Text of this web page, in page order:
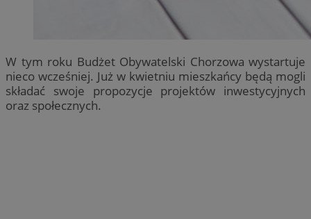
W tym roku Budżet Obywatelski Chorzowa wystartuje
nieco wcześniej. Już w kwietniu mieszkańcy będą mogli
składać swoje propozycje projektów inwestycyjnych
oraz społecznych.